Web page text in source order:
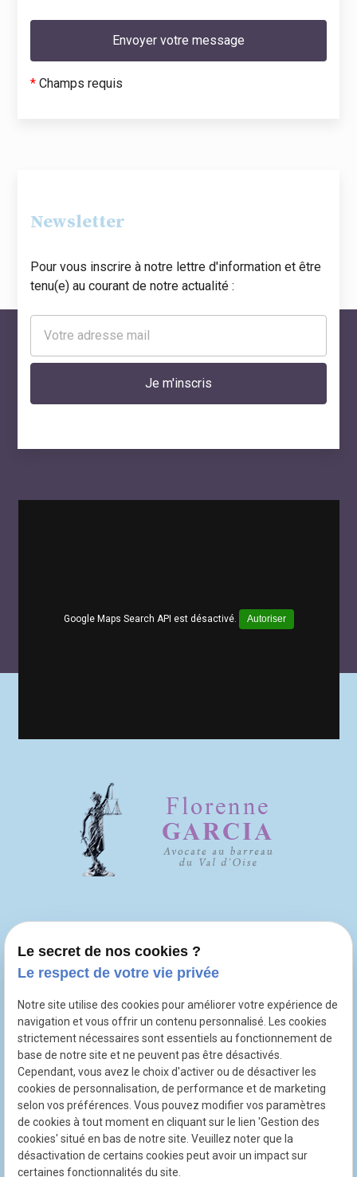
* Champs requis
Newsletter
Pour vous inscrire à notre lettre d'information et être
tenu(e) au courant de notre actualité :
Google Maps Search API est désactivé. Autoriser
place
Bâtiment 1bis
95300PONTOISE
phone 01 86 26 03 38
SIRET : 48160240700043
Le secret de nos cookies ?
Le respect de votre vie privée
Notre site utilise des cookies pour améliorer votre expérience de
navigation et vous offrir un contenu personnalisé. Les cookies
strictement nécessaires sont essentiels au fonctionnement de
base de notre site et ne peuvent pas être désactivés.
Cependant, vous avez le choix d'activer ou de désactiver les
cookies de personnalisation, de performance et de marketing
selon vos préférences. Vous pouvez modifier vos paramètres
de cookies à tout moment en cliquant sur le lien 'Gestion des
cookies' situé en bas de notre site. Veuillez noter que la
désactivation de certains cookies peut avoir un impact sur
certaines fonctionnalités du site.